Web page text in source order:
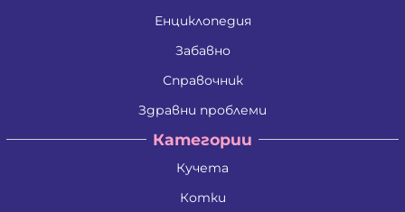
Енциклопедия
Забавно
Справочник
Здравни проблеми
Категории
Кучета
Котки